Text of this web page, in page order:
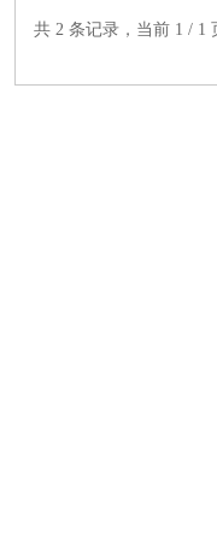
共 2 条记录，当前 1 /